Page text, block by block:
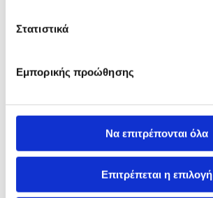
Στατιστικά
Εμπορικής προώθησης
Να επιτρέπονται όλα
Επιτρέπεται η επιλογή